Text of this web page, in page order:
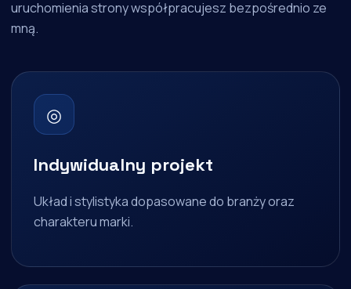
uruchomienia strony współpracujesz bezpośrednio ze
mną.
◎
Indywidualny projekt
Układ i stylistyka dopasowane do branży oraz
charakteru marki.